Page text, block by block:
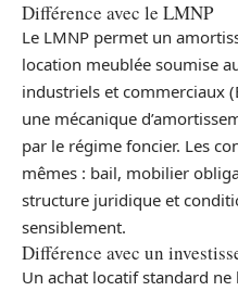
Différence avec le LMNP
Le LMNP permet un
location meublée soumise
industriels et commerciaux
une mécanique
par le régime foncier. Les
mêmes : bail, mobilier
structure juridique et
sensiblement.
Différence avec un
Un achat locatif standard ne